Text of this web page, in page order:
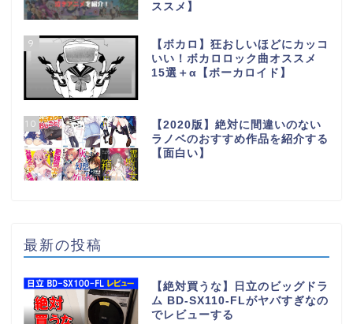
ススメ】
9
【ボカロ】狂おしいほどにカッコ
いい！ボカロロック曲オススメ
15選＋α【ボーカロイド】
10
【2020版】絶対に間違いのない
ラノベのおすすめ作品を紹介する
【面白い】
最新の投稿
【絶対買うな】日立のビッグドラ
ム BD-SX110-FLがヤバすぎなの
でレビューする